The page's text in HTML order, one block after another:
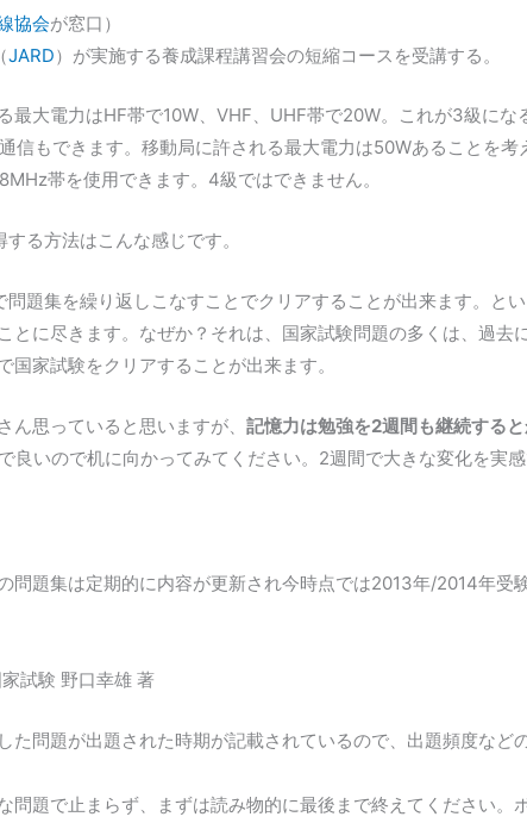
協会が窓口）
JARD）が実施する養成課程講習会の短縮コースを受講する。
大電力はHF帯で10W、VHF、UHF帯で20W。これが3級に
もできます。移動局に許される最大電力は50Wあることを
帯を使用できます。4級ではできません。
る方法はこんな感じです。
題集を繰り返しこなすことでクリアすることが出来ます。と
に尽きます。なぜか？それは、国家試験問題の多くは、過去
家試験をクリアすることが出来ます。
思っていると思いますが、 記憶力は勉強を2週間も継続する
いので机に向かってみてください。2週間で大きな変化を実
題集は定期的に内容が更新され今時点では2013年/2014年受
試験 野口幸雄 著
問題が出題された時期が記載されているので、出題頻度な
題で止まらず、まずは読み物的に最後まで終えてください。